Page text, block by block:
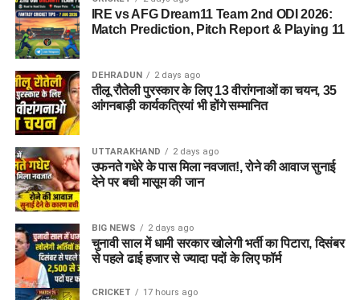
IRE vs AFG Dream11 Team 2nd ODI 2026:
Match Prediction, Pitch Report & Playing 11
DEHRADUN 2 days ago
तीलू रौतेली पुरस्कार के लिए 13 वीरांगनाओं का चयन, 35
आंगनबाड़ी कार्यकत्रियां भी होंगे सम्मानित
UTTARAKHAND 2 days ago
उफनते गधेरे के पास मिला नवजात!, रोने की आवाज सुनाई
देने पर बची मासूम की जान
BIG NEWS 2 days ago
चुनावी साल में धामी सरकार खोलेगी भर्ती का पिटारा, दिसंबर
से पहले ढाई हजार से ज्यादा पदों के लिए फॉर्म
CRICKET 17 hours ago